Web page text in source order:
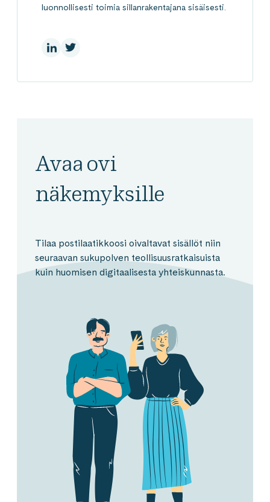
luonnollisesti toimia sillanrakentajana sisäisesti.
LinkedInissä
Share: On Twitter
Avaa ovi
näkemyksille
Tilaa postilaatikkoosi oivaltavat sisällöt niin
seuraavan sukupolven teollisuusratkaisuista
kuin huomisen digitaalisesta yhteiskunnasta.